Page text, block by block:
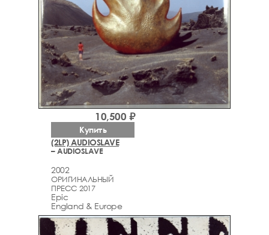
(2LP) AUDIOSLAVE
– AUDIOSLAVE
2002
ОРИГИНАЛЬНЫЙ
ПРЕСС 2017
Epic
England & Europe
10,500 ₽
Купить